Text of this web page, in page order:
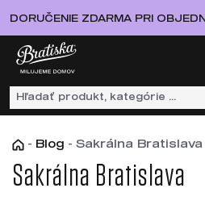
DORUČENIE ZDARMA PRI
- Blog - Sakrálna Bratislava
Sakrálna Bratislava